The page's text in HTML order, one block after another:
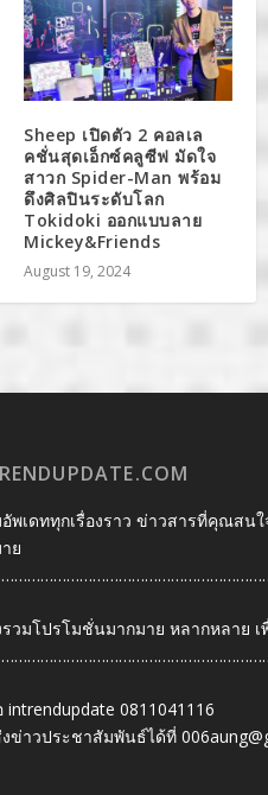
Sheep เปิดตัว 2 คอลเล
คชั่นสุดเอ็กซ์คลูซีฟ มัดใจ
สาวก Spider-Man พร้อม
ดึงศิลปินระดับโลก
Tokidoki ออกแบบลาย
Mickey&Friends
August 19, 2024
พเดททุกเรื่องราว ข่าวสารที่คุณสน
ย
วมโปรโมชั่นมากมาย หลากหลาย
intrendupdate 0811041116
ข่าวประชาสัมพันธ์ได้ที่